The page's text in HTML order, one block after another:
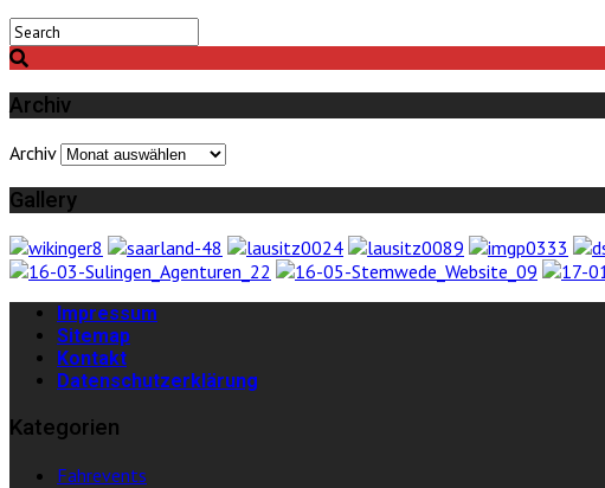
Archiv
Archiv
Gallery
Impressum
Sitemap
Kontakt
Datenschutzerklärung
Kategorien
Fahrevents